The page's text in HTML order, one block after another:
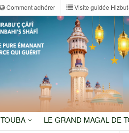
Comment adhérer Visite guidée
TOUBA LE GRAND MAGAL DE